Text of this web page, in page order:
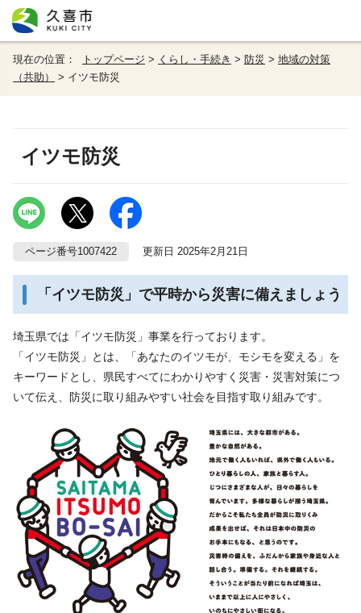
現在の位置： トップページ > くらし・手続き > 防災 > 地域の対策
（共助）
> イツモ防災
イツモ防災
ページ番号1007422 更新日 2025年2月21日
「イツモ防災」で平時から災害に備えましょう
埼玉県では「イツモ防災」事業を行っております。
「イツモ防災」とは、「あなたのイツモが、モシモを変える」を
キーワードとし、県民すべてにわかりやすく災害・災害対策につ
いて伝え、防災に取り組みやすい社会を目指す取り組みです。